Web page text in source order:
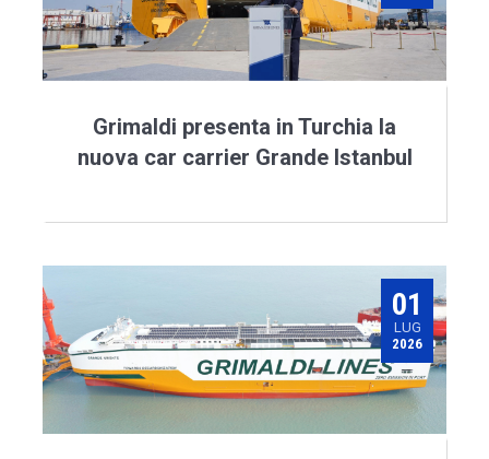
Grimaldi presenta in Turchia la
nuova car carrier Grande Istanbul
01
LUG
2026